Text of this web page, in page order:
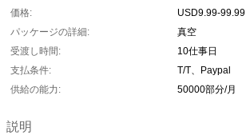
価格:
USD9.99-99.99
パッケージの詳細:
真空
受渡し時間:
10仕事日
支払条件:
T/T、Paypal
供給の能力:
50000部分/月
説明